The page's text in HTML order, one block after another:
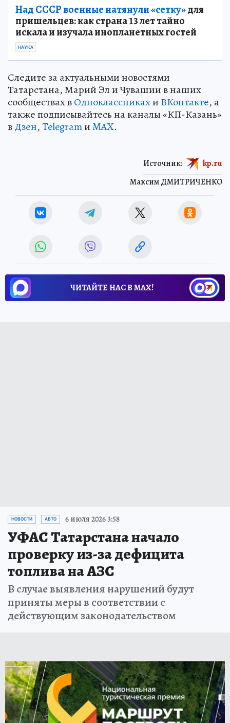
Над СССР военные натянули «сетку»для
пришельцев: как страна 13 лет тайно
искала и изучала инопланетных гостей
НАУКА
Следите за актуальными новостями
Татарстана, Марий Эл и Чувашии в наших
сообществах вОдноклассникахи ВКонтакте, а
также подписывайтесь на каналы «КП-Казань»
вДзен,TelegramиMAX.
Максим ДМИТРИЧЕНКО
Источник: kp.ru
ЧИТАЙТЕ НАС В МАХ!
НОВОСТИ АВТО 6 июля 2026 3:58
УФАС Татарстана начало
проверку из-за дефицита
топлива на АЗС
В случае выявления нарушений будут
приняты меры в соответствии с
действующим законодательством